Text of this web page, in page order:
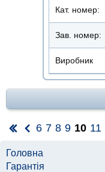
Кат. номер:
Зав. номер:
Виробник
6 7 8 9 10 11
Головна
Гарантія